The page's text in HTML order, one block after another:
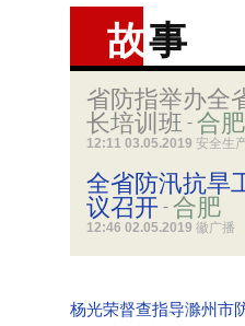
故事
省防指举办全
长培训班 - 合肥
12:11 03.05.2019 安全生
全省防汛抗旱
议召开 - 合肥
12:46 02.05.2019 徽广播
杨光荣督查指导滁州市